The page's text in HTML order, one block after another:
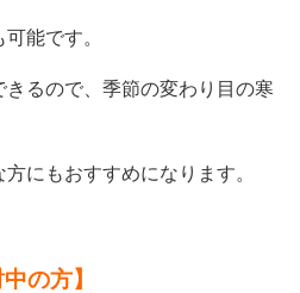
能です。
るので、季節の変わり目の寒
方にもおすすめになります。
の方】